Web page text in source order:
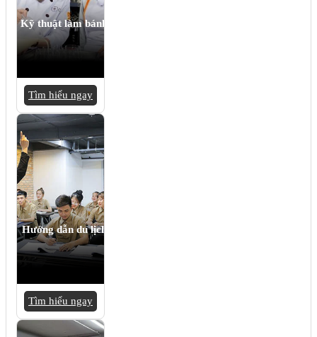
Kỹ thuật làm bánh
Tìm hiểu ngay
Hướng dẫn du lịch
Tìm hiểu ngay